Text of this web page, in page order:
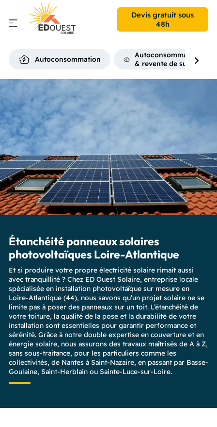
Devis gratuit sous
48h
Autoconsommation
Autoconsommation
& revente de surplus
Étanchéité panneaux solaires
photovoltaïques Loire-Atlantique
Et si produire votre propre électricité solaire rimait aussi
avec tranquillité ? Chez ED Ouest Solaire, entreprise locale
spécialisée en installation photovoltaïque sur mesure en
Loire-Atlantique (44), nous savons qu’un projet solaire ne se
limite pas à poser des panneaux sur un toit. L’étanchéité de
votre toiture, la qualité de la pose et la durabilité de votre
installation sont essentielles pour garantir performance et
sérénité. Grâce à notre double expertise en couverture et en
énergie solaire, nous assurons des travaux maîtrisés de A à Z,
sans sous-traitance, pour les particuliers comme les
collectivités, de Nantes à Saint-Nazaire, en passant par Basse-
Goulaine, Saint-Herblain ou Sainte-Luce-sur-Loire.